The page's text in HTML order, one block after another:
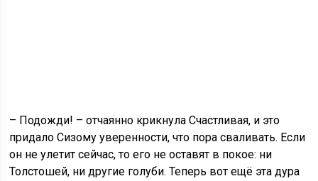
– Подожди! – отчаянно крикнула Счастливая, и это
придало Сизому уверенности, что пора сваливать. Если
он не улетит сейчас, то его не оставят в покое: ни
Толстошей, ни другие голуби. Теперь вот ещё эта дура